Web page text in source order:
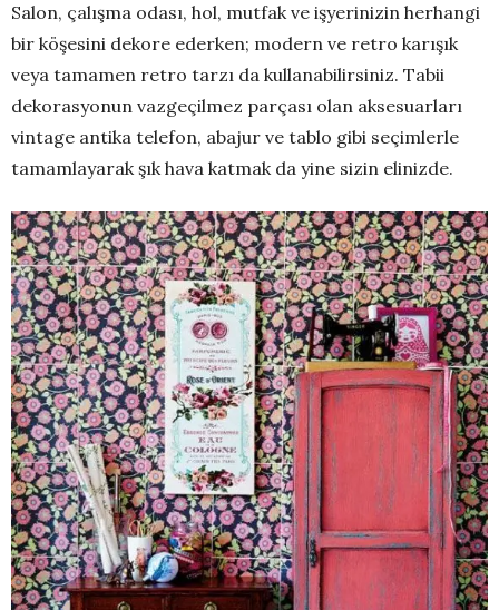
Salon, çalışma odası, hol, mutfak ve işyerinizin herhangi
bir köşesini dekore ederken; modern ve retro karışık
veya tamamen retro tarzı da kullanabilirsiniz. Tabii
dekorasyonun vazgeçilmez parçası olan aksesuarları
vintage antika telefon, abajur ve tablo gibi seçimlerle
tamamlayarak şık hava katmak da yine sizin elinizde.